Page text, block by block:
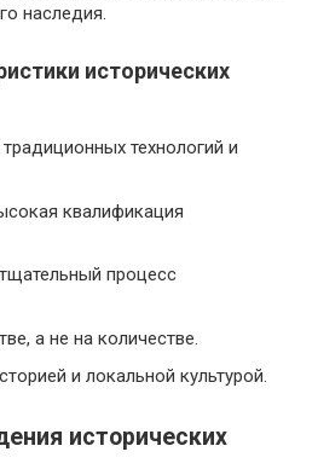
наследия.
исторических
технологий и
квалификация
процесс
а не на количестве.
и локальной культурой.
исторических